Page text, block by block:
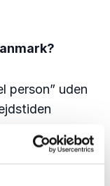
person” uden
af
sig mere